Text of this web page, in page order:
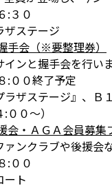
:３０
ザステージ
会（※要整理券）
ンと握手会を行いま
:００終了予定
ザステージ』、Ｂ
０～）
・ＡＧＡ会員募集
ンクラブや後援会
:００
ート